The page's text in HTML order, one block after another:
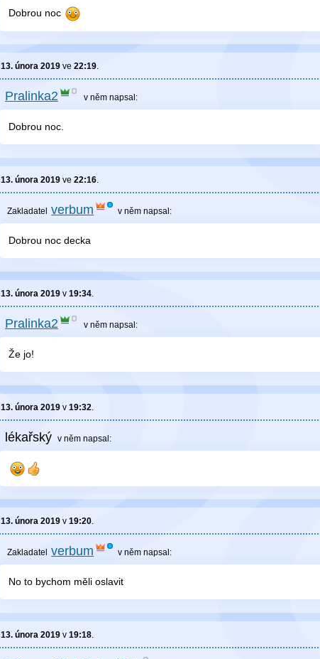
Dobrou noc
13. února 2019 ve 22:19.
Pralinka2 v něm napsal:
Dobrou noc.
13. února 2019 ve 22:16.
verbum v něm napsal:
Dobrou noc decka
13. února 2019 v 19:34.
Pralinka2 v něm napsal:
Že jo!
13. února 2019 v 19:32.
lékařský v něm napsal:
13. února 2019 v 19:20.
verbum v něm napsal:
No to bychom měli oslavit
13. února 2019 v 19:18.